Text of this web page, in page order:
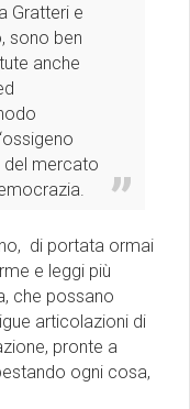
Gratteri e
sono ben
anche
del mercato
di portata ormai
e leggi più
che possano
articolazioni di
pronte a
ogni cosa,